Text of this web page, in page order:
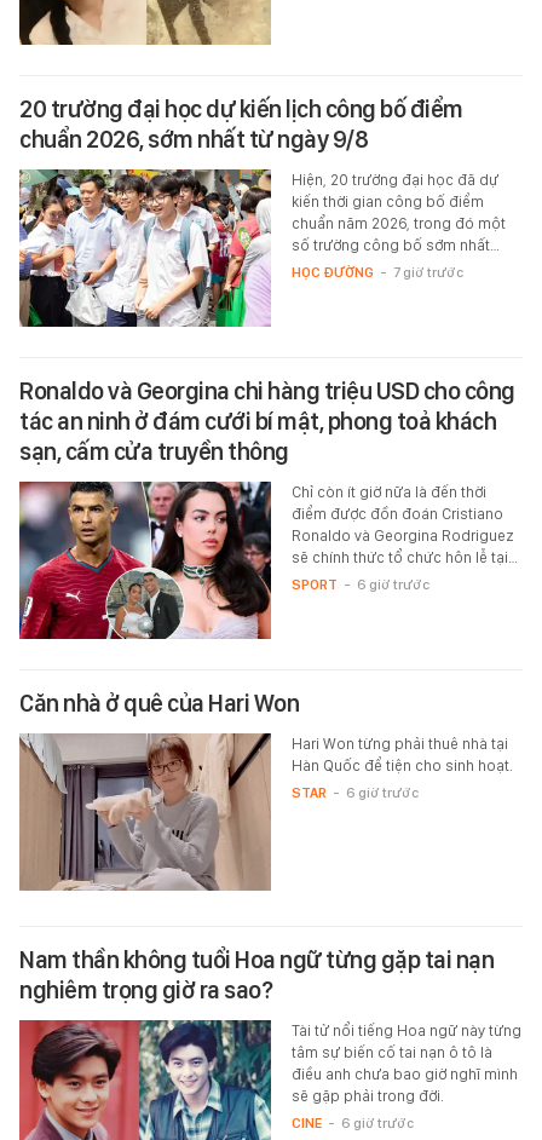
20 trường đại học dự kiến lịch công bố điểm
chuẩn 2026, sớm nhất từ ngày 9/8
Hiện, 20 trường đại học đã dự
kiến thời gian công bố điểm
chuẩn năm 2026, trong đó một
số trường công bố sớm nhất…
HỌC ĐƯỜNG - 7 giờ trước
Ronaldo và Georgina chi hàng triệu USD cho công
tác an ninh ở đám cưới bí mật, phong toả khách
sạn, cấm cửa truyền thông
Chỉ còn ít giờ nữa là đến thời
điểm được đồn đoán Cristiano
Ronaldo và Georgina Rodriguez
sẽ chính thức tổ chức hôn lễ tại…
SPORT - 6 giờ trước
Căn nhà ở quê của Hari Won
Hari Won từng phải thuê nhà tại
Hàn Quốc để tiện cho sinh hoạt.
STAR - 6 giờ trước
Nam thần không tuổi Hoa ngữ từng gặp tai nạn
nghiêm trọng giờ ra sao?
Tài tử nổi tiếng Hoa ngữ này từng
tâm sự biến cố tai nạn ô tô là
điều anh chưa bao giờ nghĩ mình
sẽ gặp phải trong đời.
CINE - 6 giờ trước